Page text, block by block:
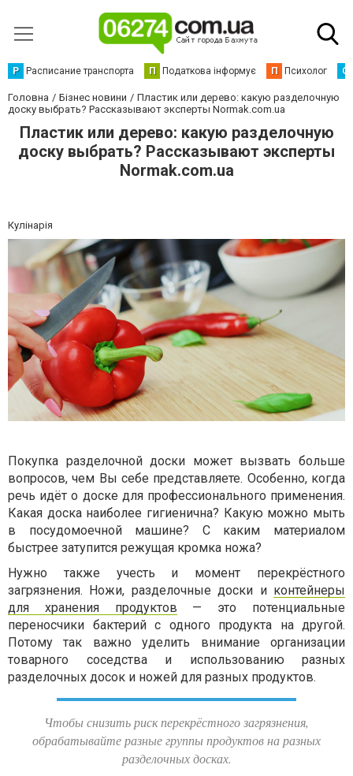
Р Расписание транспорта П Податкова інформує П Психолог С
Головна Бізнес новини
Пластик или дерево: какую разделочную
доску выбрать? Рассказывают эксперты Normak.com.ua
Пластик или дерево: какую разделочную
доску выбрать? Рассказывают эксперты
Normak.com.ua
Кулінарія
Покупка разделочной доски может вызвать больше
вопросов, чем Вы себе представляете. Особенно, когда
речь идёт о доске для профессионального применения.
Какая доска наиболее гигиенична? Какую можно мыть
в посудомоечной машине? С каким материалом
быстрее затупится режущая кромка ножа?
Нужно также учесть и момент перекрёстного
загрязнения. Ножи, разделочные доски и контейнеры
для хранения продуктов — это потенциальные
переносчики бактерий с одного продукта на другой.
Потому так важно уделить внимание организации
товарного соседства и использованию разных
разделочных досок и ножей для разных продуктов.
Чтобы снизить риск перекрёстного загрязнения,
обрабатывайте разные группы продуктов на разных
разделочных досках.